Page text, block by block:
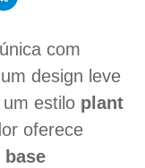
com
design leve
estilo plant
oferece
base